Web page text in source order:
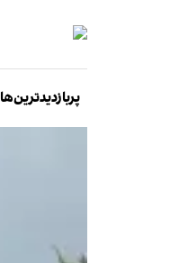
پربازدیدترین‌ها